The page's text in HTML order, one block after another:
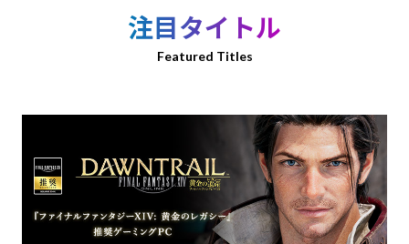
注目タイトル
Featured Titles